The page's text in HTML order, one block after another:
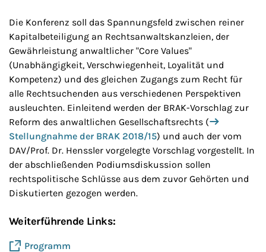
Die Konferenz soll das Spannungsfeld zwischen reiner
Kapitalbeteiligung an Rechtsanwaltskanzleien, der
Gewährleistung anwaltlicher "Core Values"
(Unabhängigkeit, Verschwiegenheit, Loyalität und
Kompetenz) und des gleichen Zugangs zum Recht für
alle Rechtsuchenden aus verschiedenen Perspektiven
ausleuchten. Einleitend werden der BRAK-Vorschlag zur
Reform des anwaltlichen Gesellschaftsrechts (
Stellungnahme der BRAK 2018/15) und auch der vom
DAV/Prof. Dr. Henssler vorgelegte Vorschlag vorgestellt. In
der abschließenden Podiumsdiskussion sollen
rechtspolitische Schlüsse aus dem zuvor Gehörten und
Diskutierten gezogen werden.
Weiterführende Links:
Programm